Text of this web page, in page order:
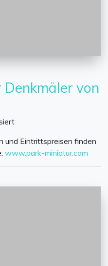
von
und Eintrittspreisen finden
www.park-miniatur.com